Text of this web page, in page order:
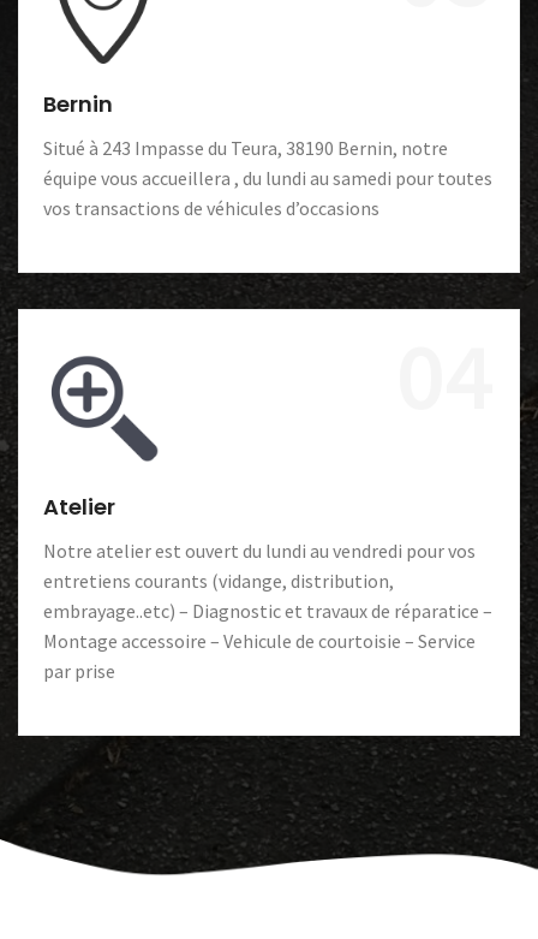
Bernin
Situé à 243 Impasse du Teura, 38190 Bernin, notre
équipe vous accueillera , du lundi au samedi pour toutes
vos transactions de véhicules d’occasions
Atelier
Notre atelier est ouvert du lundi au vendredi pour vos
entretiens courants (vidange, distribution,
embrayage..etc) – Diagnostic et travaux de réparatice –
Montage accessoire – Vehicule de courtoisie – Service
par prise